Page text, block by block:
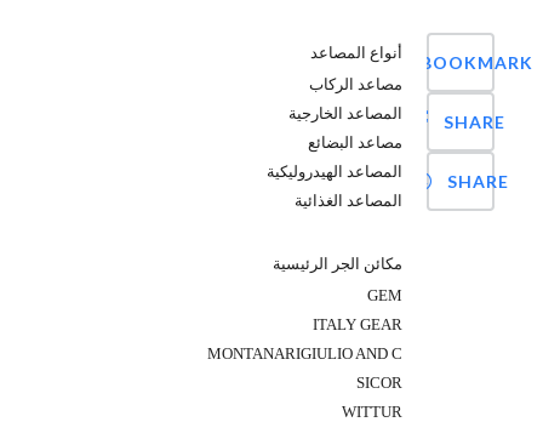
أنواع المصاعد
مصاعد الركاب
المصاعد الخارجية
مصاعد البضائع
المصاعد الهيدروليكية
المصاعد الغذائية
مكائن الجر الرئيسية
GEM
ITALY GEAR
MONTANARIGIULIO AND C
SICOR
WITTUR
BOOKMARK
SHARE
SHARE